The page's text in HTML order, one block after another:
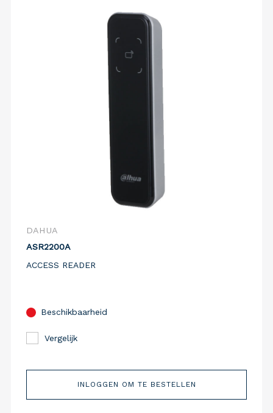
DAHUA
ASR2200A
ACCESS READER
Beschikbaarheid
Vergelijk
INLOGGEN OM TE BESTELLEN